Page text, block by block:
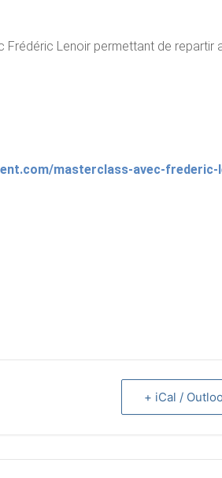
Frédéric Lenoir permettant de repartir
masterclass-avec-
+ iCal /